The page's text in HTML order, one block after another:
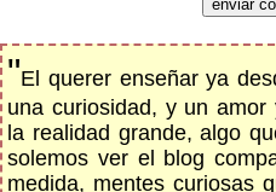
"El querer enseñar ya
una curiosidad, y un
la realidad grande, algo
solemos ver el blog
medida, mentes curiosas